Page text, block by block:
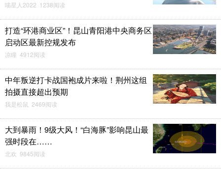
喵星人2022 1238阅读
打造“环港商业区”！昆山青阳港中央商务区
启动区最新控规发布
凉瞳 4912阅读
中年叛逆打卡战国袍成片来啦！荆州这组
拍摄直接超出预期
我是松鼠 2469阅读
大到暴雨！9级大风！“白海豚”影响昆山最
强时段在……
北欢 9845阅读